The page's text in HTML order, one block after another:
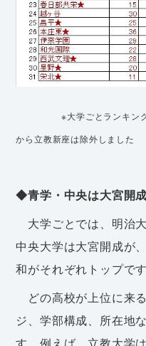
※大学ごとランキングは
から立教新座は除外しました
◆青学・中央は大宮開
大学ごとでは、明治
中央大学は大宮開成が
和がそれぞれトップです
どの高校が上位に来
ジ、学部構成、所在地